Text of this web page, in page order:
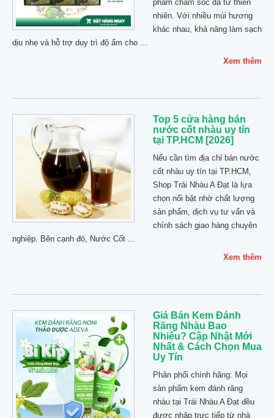
phẩm chăm sóc da từ thiên
nhiên. Với nhiều mùi hương
khác nhau, khả năng làm sạch
dịu nhẹ và hỗ trợ duy trì độ ẩm cho ...
Xem thêm
Top 5 cửa hàng bán
nước cốt nhàu uy tín
tại TP.HCM [2026]
Nếu cần tìm địa chỉ bán nước
cốt nhàu uy tín tại TP.HCM,
Shop Trái Nhàu A Đạt là lựa
chọn nổi bật nhờ chất lượng
sản phẩm, dịch vụ tư vấn và
chính sách giao hàng chuyên
nghiệp. Bên cạnh đó, Nước Cốt ...
Xem thêm
Giá Bán Kem Đánh
Răng Nhàu Bao
Nhiêu? Cập Nhật Mới
Nhất & Cách Chọn Mua
Uy Tín
Phân phối chính hãng: Mọi
sản phẩm kem đánh răng
nhàu tại Trái Nhàu A Đạt đều
được nhập trực tiếp từ nhà